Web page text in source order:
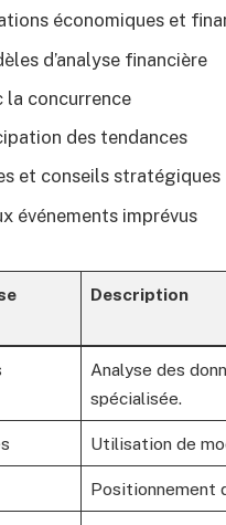
économiques et
d’analyse financière
la concurrence
des tendances
et conseils stratégiques
événements imprévus
Description
Analyse des
spécialisée.
Utilisation de
Positionnement